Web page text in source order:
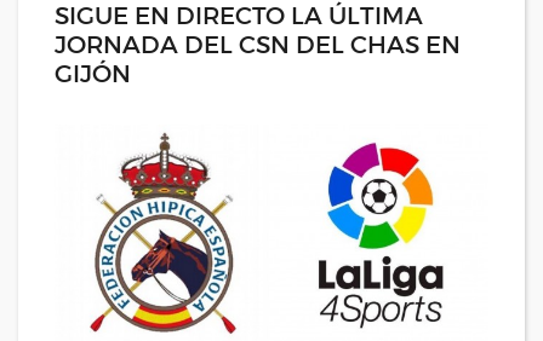
SIGUE EN DIRECTO LA ÚLTIMA
JORNADA DEL CSN DEL CHAS EN
GIJÓN